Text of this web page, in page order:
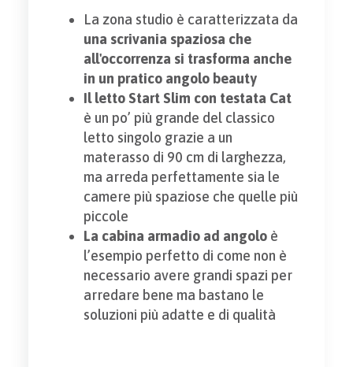
La zona studio è caratterizzata da
una scrivania spaziosa che
all'occorrenza si trasforma anche
in un pratico angolo beauty
Il letto Start Slim con testata Cat
è un po’ più grande del classico
letto singolo grazie a un
materasso di 90 cm di larghezza,
ma arreda perfettamente sia le
camere più spaziose che quelle più
piccole
La cabina armadio ad angoloè
l’esempio perfetto di come non è
necessario avere grandi spazi per
arredare bene ma bastano le
soluzioni più adatte e di qualità